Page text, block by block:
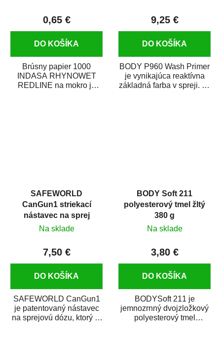
0,65 €
DO KOŠÍKA
Brúsny papier 1000
INDASA RHYNOWET
REDLINE na mokro je
9,25 €
DO KOŠÍKA
BODY P960 Wash Primer
je vynikajúca reaktívna
základná farba v spreji. Je
SAFEWORLD
CanGun1 striekací
nástavec na sprej
Na sklade
7,50 €
DO KOŠÍKA
SAFEWORLD CanGun1
je patentovaný nástavec
na sprejovú dózu, ktorý ju
BODY Soft 211
polyesterový tmel žltý
380 g
Na sklade
3,80 €
DO KOŠÍKA
BODYSoft 211 je
jemnozrnný dvojzložkový
polyesterový tmel